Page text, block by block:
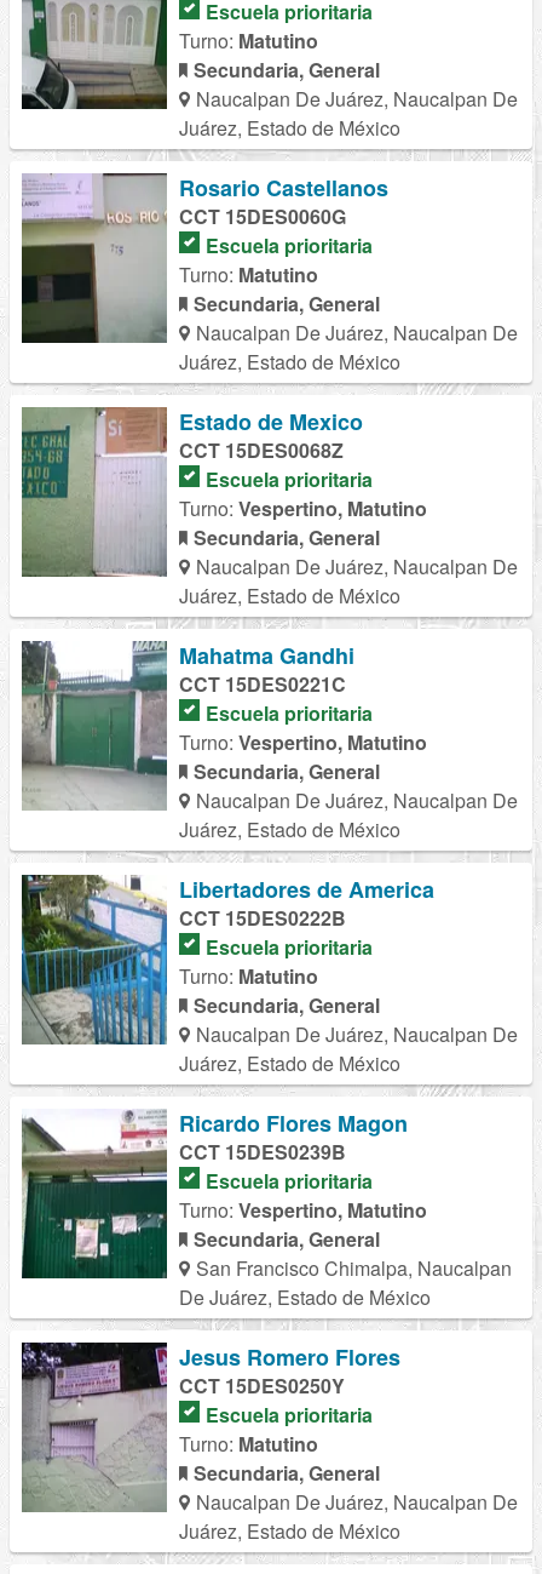
Escuela prioritaria
Turno: Matutino
Secundaria, General
Naucalpan De Juárez, Naucalpan De
Juárez, Estado de México
Rosario Castellanos
CCT 15DES0060G
Escuela prioritaria
Turno: Matutino
Secundaria, General
Naucalpan De Juárez, Naucalpan De
Juárez, Estado de México
Estado de Mexico
CCT 15DES0068Z
Escuela prioritaria
Turno: Vespertino, Matutino
Secundaria, General
Naucalpan De Juárez, Naucalpan De
Juárez, Estado de México
Mahatma Gandhi
CCT 15DES0221C
Escuela prioritaria
Turno: Vespertino, Matutino
Secundaria, General
Naucalpan De Juárez, Naucalpan De
Juárez, Estado de México
Libertadores de America
CCT 15DES0222B
Escuela prioritaria
Turno: Matutino
Secundaria, General
Naucalpan De Juárez, Naucalpan De
Juárez, Estado de México
Ricardo Flores Magon
CCT 15DES0239B
Escuela prioritaria
Turno: Vespertino, Matutino
Secundaria, General
San Francisco Chimalpa, Naucalpan
De Juárez, Estado de México
Jesus Romero Flores
CCT 15DES0250Y
Escuela prioritaria
Turno: Matutino
Secundaria, General
Naucalpan De Juárez, Naucalpan De
Juárez, Estado de México